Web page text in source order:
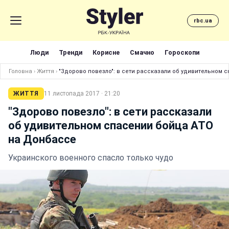
rbc.ua
Люди Тренди Корисне Смачно Гороскопи
Головна › Життя › "Здорово повезло": в сети рассказали об удивительном
ЖИТТЯ 11 листопада 2017 · 21:20
"Здорово повезло": в сети рассказали
об удивительном спасении бойца АТО
на Донбассе
Украинского военного спасло только чудо